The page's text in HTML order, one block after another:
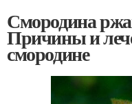
Смородина
Причины и
смородине